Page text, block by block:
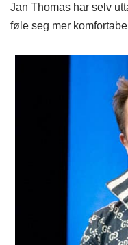
Jan Thomas har selv
føle seg mer